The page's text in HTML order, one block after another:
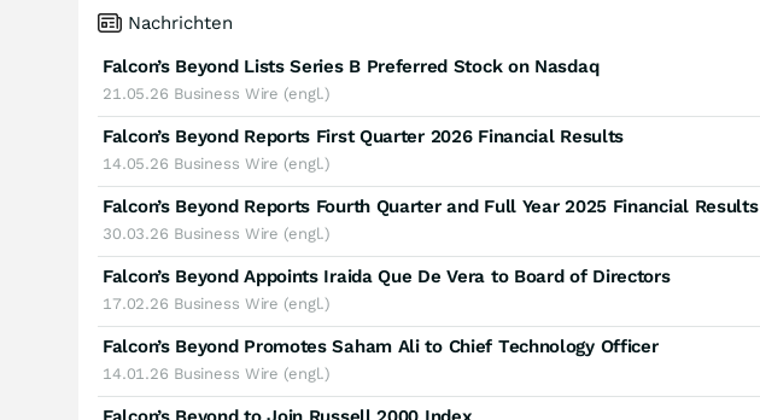
Nachrichten
Falcon’s Beyond Lists Series B Preferred Stock on Nasdaq
21.05.26 Business Wire (engl.)
Falcon’s Beyond Reports First Quarter 2026 Financial Results
14.05.26 Business Wire (engl.)
Falcon’s Beyond Reports Fourth Quarter and Full Year 2025 Financial Results
30.03.26 Business Wire (engl.)
Falcon’s Beyond Appoints Iraida Que De Vera to Board of Directors
17.02.26 Business Wire (engl.)
Falcon’s Beyond Promotes Saham Ali to Chief Technology Officer
14.01.26 Business Wire (engl.)